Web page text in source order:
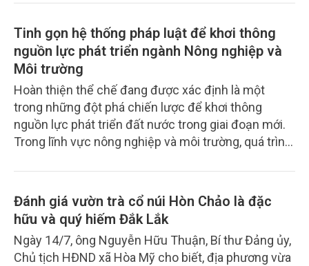
ương, chuyên gia kinh tế, nhà khoa học, đại diện các
trường đại học, viện nghiên cứu, hiệp hội doanh
nghiệp và cộng đồng doanh nghiệp.
Tinh gọn hệ thống pháp luật để khơi thông
nguồn lực phát triển ngành Nông nghiệp và
Môi trường
Hoàn thiện thể chế đang được xác định là một
trong những đột phá chiến lược để khơi thông
nguồn lực phát triển đất nước trong giai đoạn mới.
Trong lĩnh vực nông nghiệp và môi trường, quá trình
phạm pháp luật không chỉ nhằm giảm số lượng văn
bản hay đơn giản hóa thủ tục hành chính, mà còn
hướng tới xây dựng một nền quản trị hiện đại, minh
bạch và hiệu quả hơn. Những kết quả đạt được
trong 6 tháng đầu năm 2026 cho thấy, quyết tâm
đổi mới mạnh mẽ của Bộ Nông nghiệp và Môi
Đánh giá vườn trà cổ núi Hòn Chảo là đặc
hữu và quý hiếm Đắk Lắk
Ngày 14/7, ông Nguyễn Hữu Thuận, Bí thư Đảng ủy,
Chủ tịch HĐND xã Hòa Mỹ cho biết, địa phương vừa